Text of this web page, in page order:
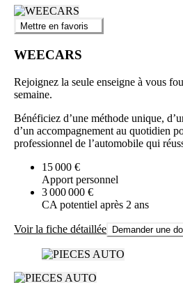
Mettre en favoris
WEECARS
Rejoignez la seule enseigne à vous
semaine.
Bénéficiez d’une méthode unique,
d’un accompagnement au quotidien
professionnel de l’automobile qui
15 000 €
Apport personnel
3 000 000 €
CA potentiel après 2 ans
Voir la fiche détaillée Demander une